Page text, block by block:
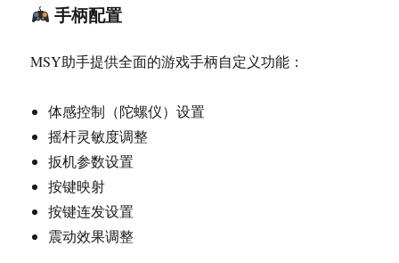
手柄配置
MSY助手提供全面的游戏手柄自定义功能：
体感控制（陀螺仪）设置
摇杆灵敏度调整
扳机参数设置
按键映射
按键连发设置
震动效果调整